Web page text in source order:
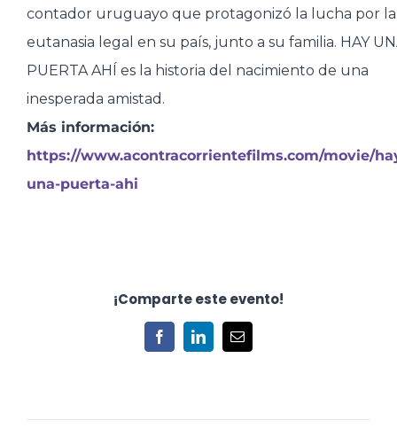
contador uruguayo que protagonizó la lucha por la
eutanasia legal en su país, junto a su familia. HAY
PUERTA AHÍ es la historia del nacimiento de una
inesperada amistad.
Más información:
https://www.acontracorrientefilms.com/movie/
una-puerta-ahi
¡Comparte este evento!
FacebookLinkedInCorreo
electrónico